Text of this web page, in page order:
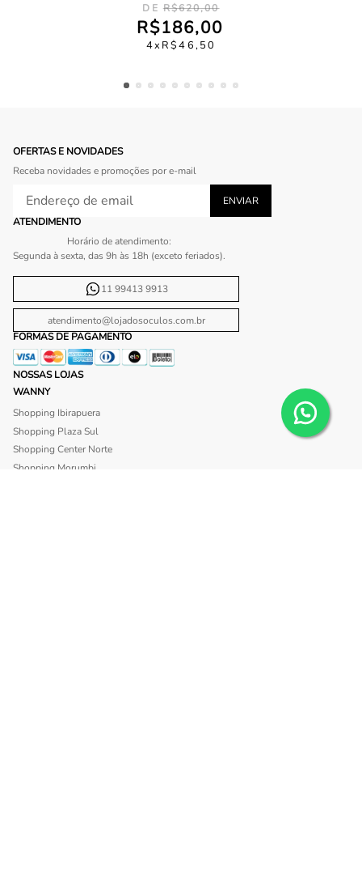
R$620,00
R$186,00
4 R$46,50
OFERTAS E NOVIDADES
Receba novidades e promoções por e-mail
ATENDIMENTO
Horário de atendimento:
Segunda à sexta, das 9h às 18h (exceto feriados).
11 99413 9913
atendimento@lojadosoculos.com.br
FORMAS DE PAGAMENTO
NOSSAS LOJAS
WANNY
Shopping Ibirapuera
Shopping Plaza Sul
Shopping Center Norte
Shopping Morumbi